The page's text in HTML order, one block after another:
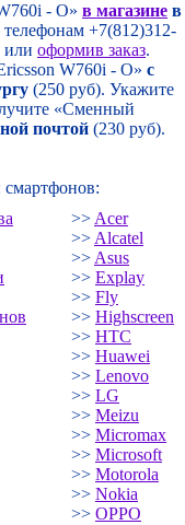
- O» в магазине в
+7(812)312-
или оформив заказ.
W760i - O» с
(250 руб). Укажите
«Сменный
почтой (230 руб).
>> Acer
>> Alcatel
>> Asus
>> Explay
>> Fly
>> Highscreen
>> HTC
>> Huawei
>> Lenovo
>> LG
>> Meizu
>> Micromax
>> Microsoft
>> Motorola
>> Nokia
>> OPPO